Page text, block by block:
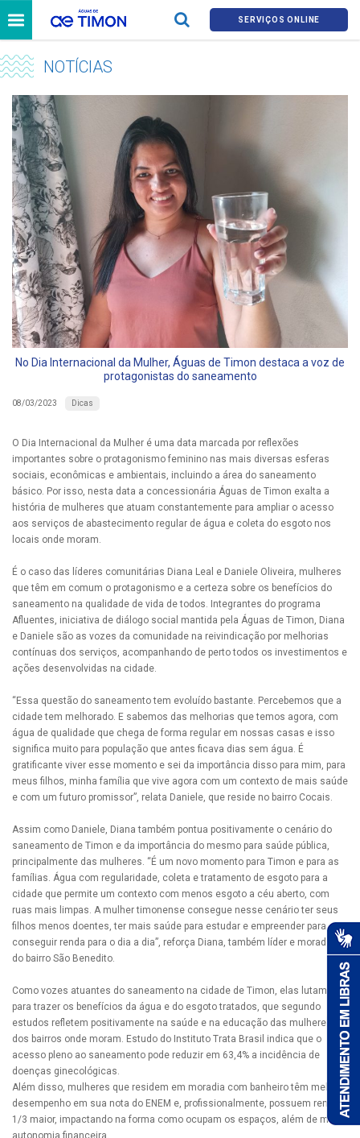
SERVIÇOS ONLINE
NOTÍCIAS
No Dia Internacional da Mulher, Águas de Timon destaca a voz de
protagonistas do saneamento
08/03/2023 Dicas
O Dia Internacional da Mulher é uma data marcada por reflexões
importantes sobre o protagonismo feminino nas mais diversas esferas
sociais, econômicas e ambientais, incluindo a área do saneamento
básico. Por isso, nesta data a concessionária Águas de Timon exalta a
história de mulheres que atuam constantemente para ampliar o acesso
aos serviços de abastecimento regular de água e coleta do esgoto nos
locais onde moram.
É o caso das líderes comunitárias Diana Leal e Daniele Oliveira, mulheres
que têm em comum o protagonismo e a certeza sobre os benefícios do
saneamento na qualidade de vida de todos. Integrantes do programa
Afluentes, iniciativa de diálogo social mantida pela Águas de Timon, Diana
e Daniele são as vozes da comunidade na reivindicação por melhorias
contínuas dos serviços, acompanhando de perto todos os investimentos e
ações desenvolvidas na cidade.
“Essa questão do saneamento tem evoluído bastante. Percebemos que a
cidade tem melhorado. E sabemos das melhorias que temos agora, com
água de qualidade que chega de forma regular em nossas casas e isso
significa muito para população que antes ficava dias sem água. É
gratificante viver esse momento e sei da importância disso para mim, para
meus filhos, minha família que vive agora com um contexto de mais saúde
e com um futuro promissor”, relata Daniele, que reside no bairro Cocais.
Assim como Daniele, Diana também pontua positivamente o cenário do
saneamento de Timon e da importância do mesmo para saúde pública,
principalmente das mulheres. “É um novo momento para Timon e para as
famílias. Água com regularidade, coleta e tratamento de esgoto para a
cidade que permite um contexto com menos esgoto a céu aberto, com
ruas mais limpas. A mulher timonense consegue nesse cenário ter seus
filhos menos doentes, ter mais saúde para estudar e empreender para
conseguir renda para o dia a dia”, reforça Diana, também líder e moradora
do bairro São Benedito.
Como vozes atuantes do saneamento na cidade de Timon, elas lutam
para trazer os benefícios da água e do esgoto tratados, que segundo
estudos refletem positivamente na saúde e na educação das mulheres
dos bairros onde moram. Estudo do Instituto Trata Brasil indica que o
acesso pleno ao saneamento pode reduzir em 63,4% a incidência de
doenças ginecológicas.
Além disso, mulheres que residem em moradia com banheiro têm melhor
desempenho em sua nota do ENEM e, profissionalmente, possuem renda
1/3 maior, impactando na forma como ocupam os espaços, além de maior
autonomia financeira.